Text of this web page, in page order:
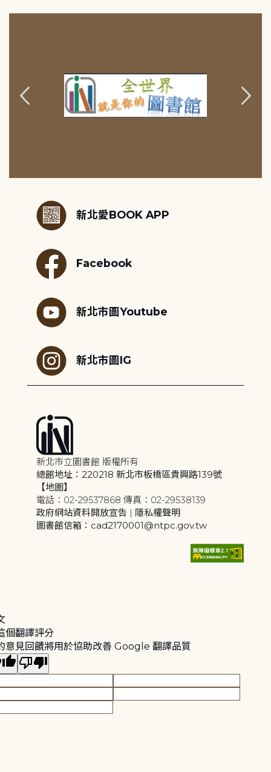
新北愛BOOK APP
Facebook
新北市圖Youtube
新北市圖IG
新北市立圖書館 版權所有
總館地址：220218 新北市板橋區貴興路139號
【地圖】
電話：02-29537868 傳真：02-29538139
政府網站資料開放宣告 | 隱私權聲明
圖書館信箱：cad2170001@ntpc.gov.tw
個翻譯評分
意見回饋將用於協助改善 Google 翻譯品質